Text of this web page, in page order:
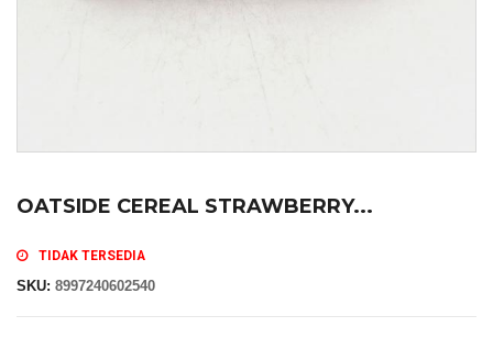
OATSIDE CEREAL STRAWBERRY...
TIDAK TERSEDIA
SKU: 8997240602540